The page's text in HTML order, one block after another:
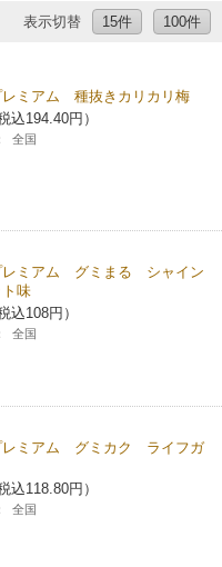
点課題
トショッピング
表示切替 15件 100件
レミアム 種抜きカリカリ梅
込194.40円）
全国
レミアム グミまる シャイン
味
込108円）
全国
レミアム グミカク ライフガ
込118.80円）
全国